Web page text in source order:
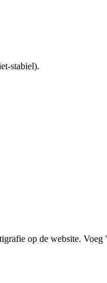
stabiel).
op de website.